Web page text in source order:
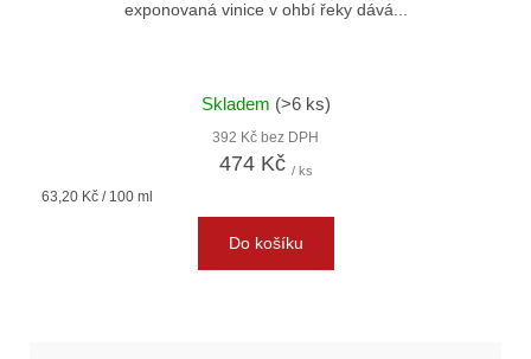
exponovaná vinice v ohbí řeky dává...
Skladem (>6 ks)
392 Kč bez DPH
474 Kč / ks
Měrná
63,20 Kč / 100 ml
Do košíku